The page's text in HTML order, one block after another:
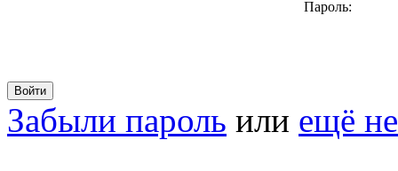
Пароль:
Забыли пароль или ещё